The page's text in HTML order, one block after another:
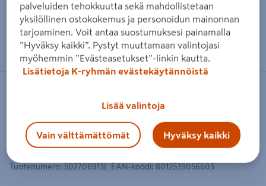
Zoomaa kuvaa sormilla kosketusnäytöllä
Työtaso Tikli Jumbo 41JM52
tasokorkeus 0,52m ammattikäyttöön
taso 1,30x0,30m
Tuotenumero: 502706913 EAN-koodi: 8012539056603
palveluiden tehokkuutta sekä mahdollistetaan
yksilöllinen ostokokemus ja personoidun mainonnan
tarjoaminen. Voit antaa suostumuksesi painamalla
”Hyväksy kaikki”. Pystyt muuttamaan valintojasi
myöhemmin ”Evästeasetukset”-linkin kautta.
Lisätietoja K-ryhmän evästekäytännöistä
Lisää valintoja
Vain välttämättömät Hyväksy kaikki